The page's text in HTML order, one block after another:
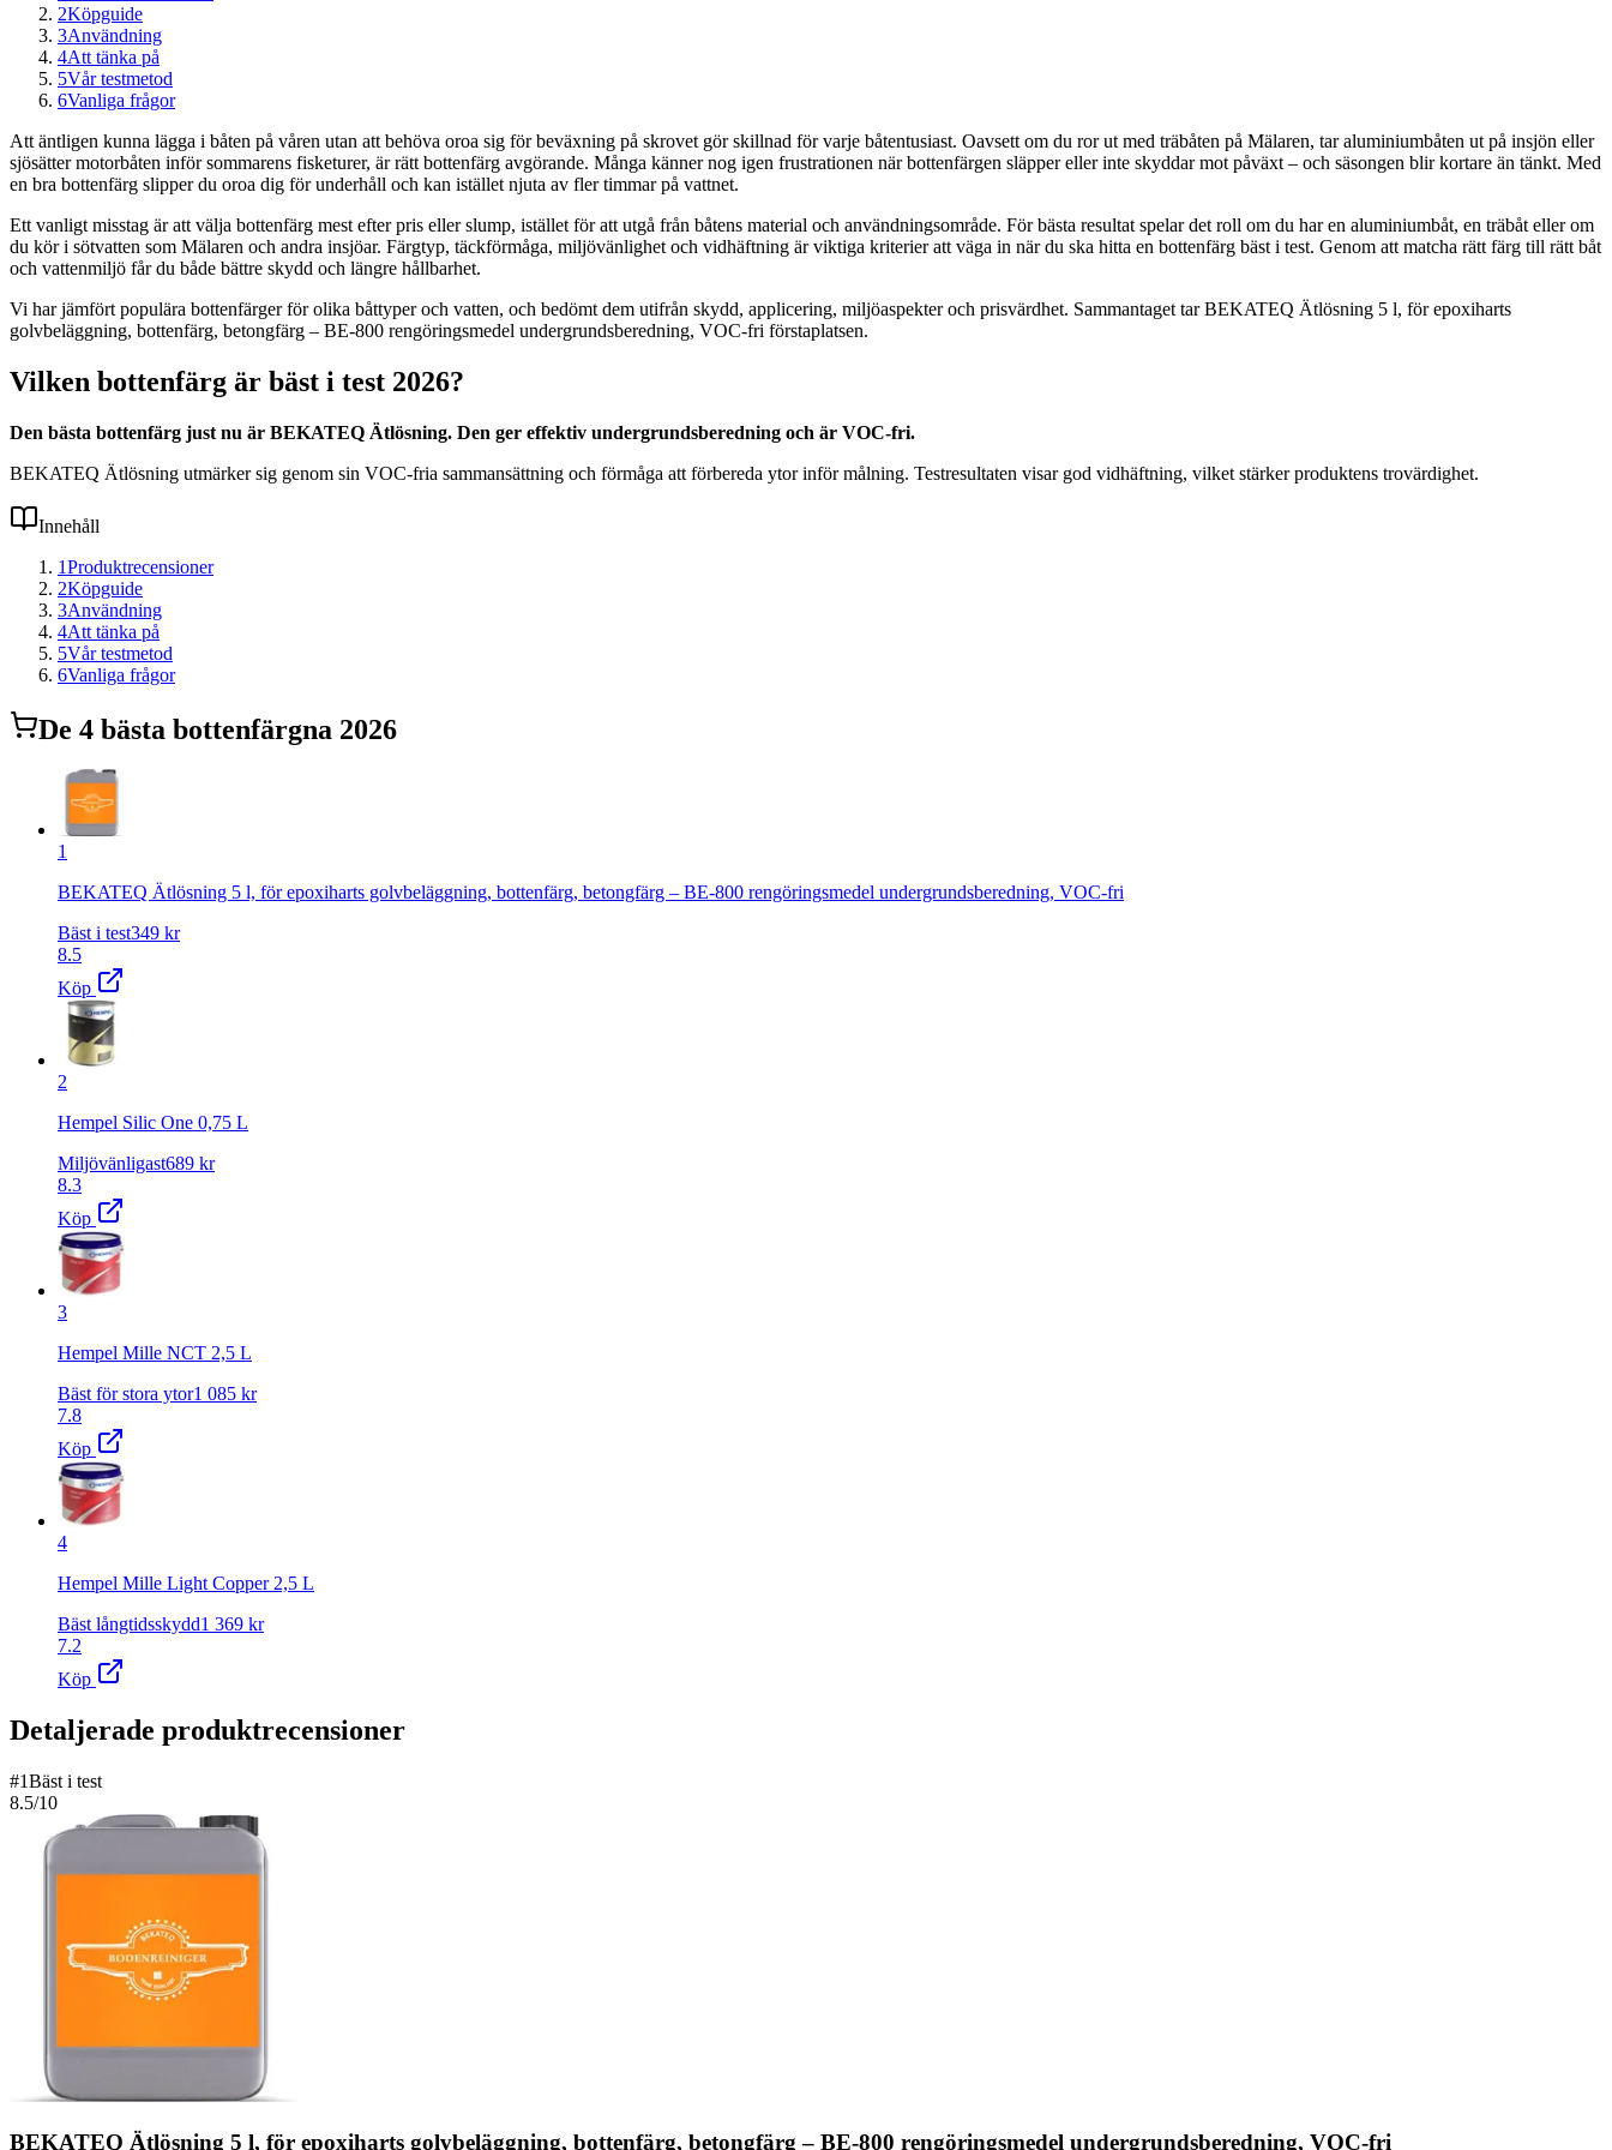
2Köpguide
3Användning
4Att tänka på
5Vår testmetod
6Vanliga frågor
Att äntligen kunna lägga i båten på våren utan att behöva oroa sig för beväxning på skrovet gör skillnad för varje båtentusiast. Oavsett om du ror ut med träbåten på Mälaren, tar aluminiumbåten ut på insjön eller
sjösätter motorbåten inför sommarens fisketurer, är rätt bottenfärg avgörande. Många känner nog igen frustrationen när bottenfärgen släpper eller inte skyddar mot påväxt – och säsongen blir kortare än tänkt. Med
en bra bottenfärg slipper du oroa dig för underhåll och kan istället njuta av fler timmar på vattnet.
Ett vanligt misstag är att välja bottenfärg mest efter pris eller slump, istället för att utgå från båtens material och användningsområde. För bästa resultat spelar det roll om du har en aluminiumbåt, en träbåt eller om
du kör i sötvatten som Mälaren och andra insjöar. Färgtyp, täckförmåga, miljövänlighet och vidhäftning är viktiga kriterier att väga in när du ska hitta en bottenfärg bäst i test. Genom att matcha rätt färg till rätt båt
och vattenmiljö får du både bättre skydd och längre hållbarhet.
Vi har jämfört populära bottenfärger för olika båttyper och vatten, och bedömt dem utifrån skydd, applicering, miljöaspekter och prisvärdhet. Sammantaget tar BEKATEQ Ätlösning 5 l, för epoxiharts
golvbeläggning, bottenfärg, betongfärg – BE-800 rengöringsmedel undergrundsberedning, VOC-fri förstaplatsen.
Vilken bottenfärg är bäst i test 2026?
Den bästa bottenfärg just nu är BEKATEQ Ätlösning. Den ger effektiv undergrundsberedning och är VOC-fri.
BEKATEQ Ätlösning utmärker sig genom sin VOC-fria sammansättning och förmåga att förbereda ytor inför målning. Testresultaten visar god vidhäftning, vilket stärker produktens trovärdighet.
Innehåll
1Produktrecensioner
2Köpguide
3Användning
4Att tänka på
5Vår testmetod
6Vanliga frågor
De 4 bästa bottenfärgna 2026
1
BEKATEQ Ätlösning 5 l, för epoxiharts golvbeläggning, bottenfärg, betongfärg – BE-800 rengöringsmedel undergrundsberedning, VOC-fri
Bäst i test349 kr
8.5
Köp
2
Hempel Silic One 0,75 L
Miljövänligast689 kr
8.3
Köp
3
Hempel Mille NCT 2,5 L
Bäst för stora ytor1 085 kr
7.8
Köp
4
Hempel Mille Light Copper 2,5 L
Bäst långtidsskydd1 369 kr
7.2
Köp
Detaljerade produktrecensioner
#1Bäst i test
8.5/10
BEKATEQ Ätlösning 5 l, för epoxiharts golvbeläggning, bottenfärg, betongfärg – BE-800 rengöringsmedel undergrundsberedning, VOC-fri